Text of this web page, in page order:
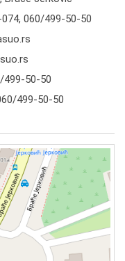
, 060/499-50-50
499-50-50
499-50-50